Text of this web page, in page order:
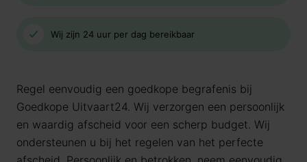
Regel eenvoudig een goedkope begrafenis bij
Goedkope Uitvaart24. Wij verzorgen een persoonlijk
en waardig afscheid voor een scherp budget. Wij
ondersteunen u bij het regelen van het perfecte
Wij zijn 24 uur per dag bereikbaar